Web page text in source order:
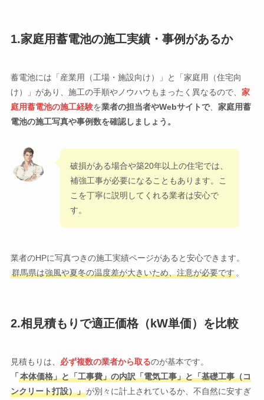
1.家庭用蓄電池の施工実績・事例があるか
蓄電池には「産業用（工場・施設向け）」と「家庭用（住宅向
け）」があり、施工の手順やノウハウもまったく異なるので、 家
庭用蓄電池の施工経験を業者の担当者やWebサイトで、 家庭用蓄
電池の施工写真や事例数を確認しましょう。
破損がある場合や築20年以上の住宅では、
補強工事が必要になることもあります。こ
こを丁寧に説明してくれる業者は安心で
す。
業者のHPに写真つきの施工実績ページがあると安心できます。
群馬県は強風や夏冬の温度差が大きいため、注意が必要です。
2.相見積もりで適正価格（kW単価）を比較
見積もりは、 必ず複数の業者から取るのが基本です。
「 本体価格」と「工事費」の内訳「電気工事」と「基礎工事（コ
ンクリート打設）」が別々に計上されているか、不自然に安すぎ